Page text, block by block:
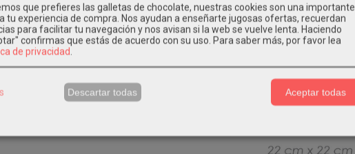
Varios
35% ALGODÓN Y 65% POLIÉSTER
65 cm x 89cm
que prefieres las galletas de chocolate, nuestras cookies son una importante
tu experiencia de compra. Nos ayudan a enseñarte jugosas ofertas, recuerdan
para facilitar tu navegación y nos avisan si la web se vuelve lenta. Haciendo
confirmas que estás de acuerdo con su uso. Para saber más, por favor lea
de privacidad
Descartar todas Aceptar todas